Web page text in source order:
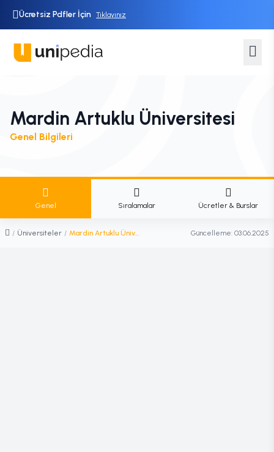
Ücretsiz Pdfler İçin Tıklayınız
Mardin Artuklu Üniversitesi
Genel Bilgileri
Genel Sıralamalar Ücretler & Burslar
/ Üniversiteler / Mardin Artuklu Üniversitesi Güncelleme: 03.06.2025